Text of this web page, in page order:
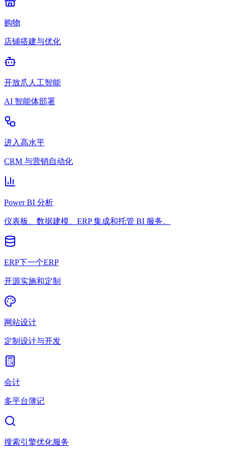
购物
店铺搭建与优化
开放爪人工智能
AI 智能体部署
进入高水平
CRM 与营销自动化
Power BI 分析
仪表板、数据建模、ERP 集成和托管 BI 服务。
ERP下一个ERP
开源实施和定制
网站设计
定制设计与开发
会计
多平台簿记
搜索引擎优化服务